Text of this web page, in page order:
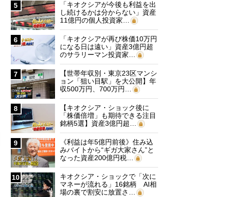
5
「キオクシアが今後も利益を出
し続けるかは分からない」資産
11億円の個人投資家…
6
「キオクシアが再び株価10万円
になる日は遠い」資産3億円超
のサラリーマン投資家…
7
【世帯年収別・東京23区マンシ
ョン「狙い目駅」を大公開】年
収500万円、700万円…
8
【キオクシア・ショック後に
「株価倍増」も期待できる注目
銘柄5選】資産3億円超…
9
《利益は年5億円前後》住み込
みバイトから“ギガ大家さん”と
なった資産200億円税…
10
キオクシア・ショックで「次に
マネーが流れる」16銘柄 AI相
場の裏で割安に放置さ…